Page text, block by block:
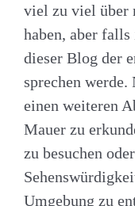
viel zu viel über
haben, aber
dieser Blog der
sprechen
einen weiteren
Mauer zu
zu besuchen
Umgebung zu